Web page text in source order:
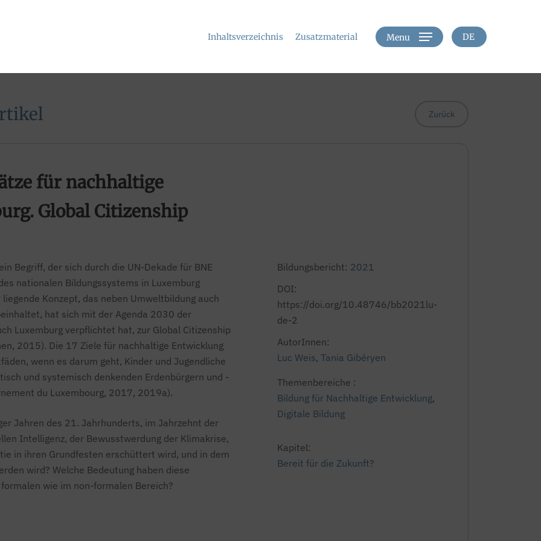
Inhaltsverzeichnis Zusatzmaterial Menu DE
Zurück
für nachhaltige
Global Citizenship
Begriff, der sich durch die UN-Dekade für BNE
nationalen Bildungssystems in Luxemburg
Konzept, das neben Umweltbildung auch
hat sich mit der Agenda 2030 der
Luxemburg verpflichtet hat, zur Global Citizenship
2015). Die 17 Ziele für nachhaltige Entwicklung
wenn es darum geht, Kinder und Jugendliche
und systemisch denkenden Erdenbürgern und -
du Luxembourg, 2017, 2019a).
Jahren des 21. Jahrhunderts, im Jahrzehnt der
Intelligenz, der Bewusstwerdung der Klimakrise,
in ihren Grundfesten erschüttert wird, und in dem
wird? Welche Bedeutung haben diese
wie im non-formalen Bereich?
Bildungsbericht: 2021
DOI:
https://doi.org/10.48746/bb2021lu-
de-2
AutorInnen:
Luc Weis, Tania Gibéryen
Themenbereiche :
Bildung für Nachhaltige Entwicklung,
Digitale Bildung
Kapitel:
Bereit für die Zukunft?